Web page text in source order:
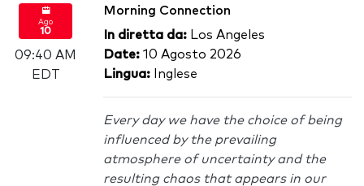
Ago
10
09:40 AM
EDT
Morning Connection
In diretta da: Los Angeles
Date: 10 Agosto 2026
Lingua: Inglese
Every day we have the choice of being
influenced by the prevailing
atmosphere of uncertainty and the
resulting chaos that appears in our